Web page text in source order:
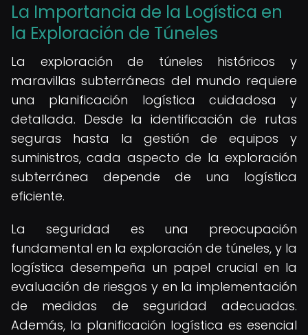
La Importancia de la Logística en
la Exploración de Túneles
La exploración de túneles históricos y
maravillas subterráneas del mundo requiere
una planificación logística cuidadosa y
detallada. Desde la identificación de rutas
seguras hasta la gestión de equipos y
suministros, cada aspecto de la exploración
subterránea depende de una logística
eficiente.
La seguridad es una preocupación
fundamental en la exploración de túneles, y la
logística desempeña un papel crucial en la
evaluación de riesgos y en la implementación
de medidas de seguridad adecuadas.
Además, la planificación logística es esencial